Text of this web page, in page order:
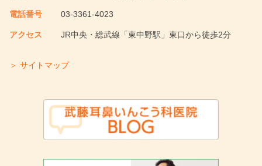
電話番号 03-3361-4023
アクセス JR中央・総武線「東中野駅」東口から徒歩2分
＞ サイトマップ